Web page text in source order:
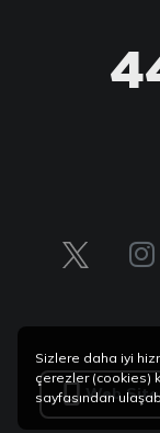
Web
Sizlere daha iyi
çerezler (cookies)
sayfasından